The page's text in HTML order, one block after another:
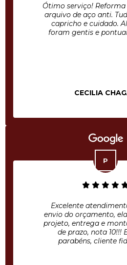
Ótimo serviço!
arquivo de aço anti.
capricho e cuidado.
foram gentis e
CECILIA
Excelente
envio do orçamento,
projeto, entrega e
de prazo, nota 10!!!
parabéns, cliente